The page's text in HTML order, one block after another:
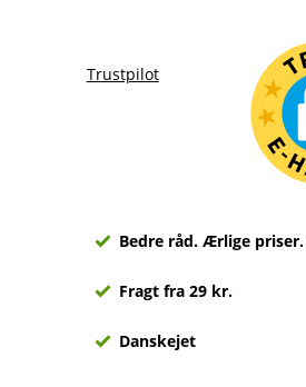
Trustpilot
Bedre råd. Ærlige
Fragt fra 29 kr.
Danskejet